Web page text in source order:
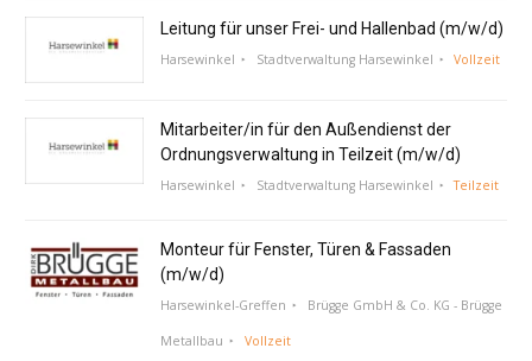
Leitung für unser Frei- und Hallenbad (m/w/d)
Harsewinkel Stadtverwaltung Harsewinkel Vollzeit
Mitarbeiter/in für den Außendienst der
Ordnungsverwaltung in Teilzeit (m/w/d)
Harsewinkel Stadtverwaltung Harsewinkel Teilzeit
Monteur für Fenster, Türen & Fassaden
(m/w/d)
Harsewinkel-Greffen Brügge GmbH & Co. KG - Brügge
Metallbau Vollzeit